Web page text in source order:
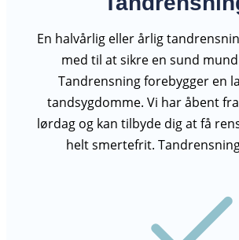
PERSONALE
KONTAKT
En halvårlig eller årlig
med til at sikre en sund
Tandrensning forebygger en
tandsygdomme. Vi har åbent
lørdag og kan tilbyde dig at få
helt smertefrit.